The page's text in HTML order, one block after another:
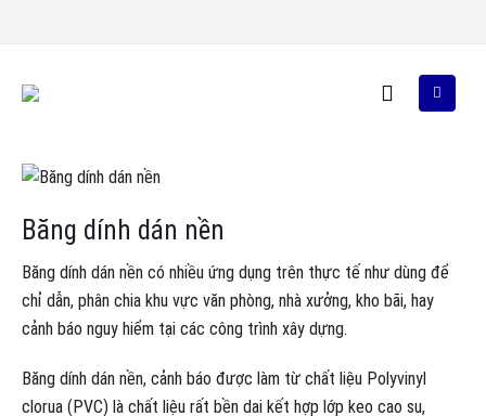
Băng dính dán nền
Băng dính dán nền có nhiều ứng dụng trên thực tế như dùng để
chỉ dẫn, phân chia khu vực văn phòng, nhà xưởng, kho bãi, hay
cảnh báo nguy hiểm tại các công trình xây dựng.
Băng dính dán nền, cảnh báo được làm từ chất liệu Polyvinyl
clorua (PVC) là chất liệu rất bền dai kết hợp lớp keo cao su,